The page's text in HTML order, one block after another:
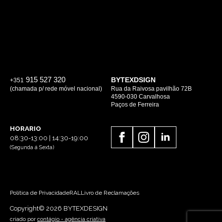
+351 915 527 320
(chamada p/ rede móvel nacional)
BYTEXDSIGN
Rua da Raivosa pavilhão 72B
4590-030 Carvalhosa
Paços de Ferreira
HORARIO
08:30-13:00 | 14:30-19:00
(Segunda á Sexta)
Copyright© 2026 BYTEXDESIGN
criado por contágio - agência criativa
Politica de PrivacidadeRALLivro de Reclamações